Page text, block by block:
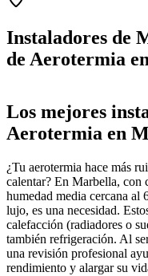
Instaladores de
de Aerotermia
+
−
Los mejores
Aerotermia en
¿Tu aerotermia hace más
calentar? En Marbella, con
humedad media cercana al
lujo, es una necesidad.
calefacción (radiadores o
también refrigeración. Al
una revisión profesional
rendimiento y alargar su